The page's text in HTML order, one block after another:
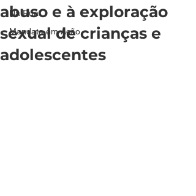
Na Rua
Mandata em Ação
abuso e à exploração
sexual de crianças e
adolescentes